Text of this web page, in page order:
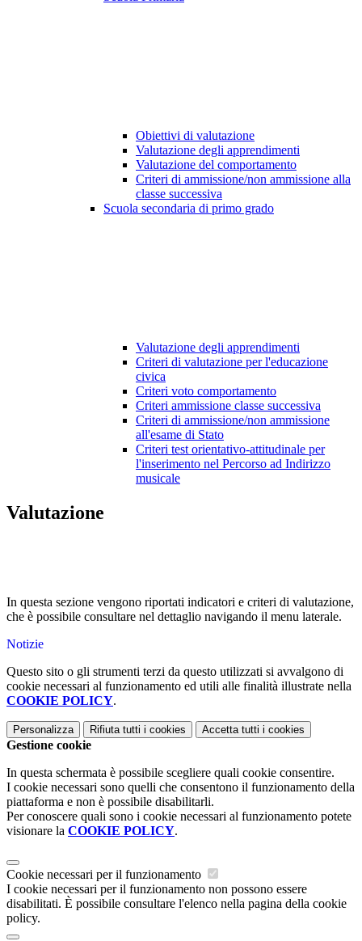
Obiettivi di valutazione
Valutazione degli apprendimenti
Valutazione del comportamento
Criteri di ammissione/non ammissione alla
classe successiva
Scuola secondaria di primo grado
Valutazione degli apprendimenti
Criteri di valutazione per l'educazione
civica
Criteri voto comportamento
Criteri ammissione classe successiva
Criteri di ammissione/non ammissione
all'esame di Stato
Criteri test orientativo-attitudinale per
l'inserimento nel Percorso ad Indirizzo
musicale
Valutazione
In questa sezione vengono riportati indicatori e criteri di valutazione,
che è possibile consultare nel dettaglio navigando il menu laterale.
Notizie
Questo sito o gli strumenti terzi da questo utilizzati si avvalgono di
cookie necessari al funzionamento ed utili alle finalità illustrate nella
COOKIE POLICY.
Personalizza Rifiuta tutti i cookies Accetta tutti i cookies
Gestione cookie
In questa schermata è possibile scegliere quali cookie consentire.
I cookie necessari sono quelli che consentono il funzionamento della
piattaforma e non è possibile disabilitarli.
Per conoscere quali sono i cookie necessari al funzionamento potete
visionare la COOKIE POLICY.
Cookie necessari per il funzionamento
I cookie necessari per il funzionamento non possono essere
disabilitati. È possibile consultare l'elenco nella pagina della cookie
policy.